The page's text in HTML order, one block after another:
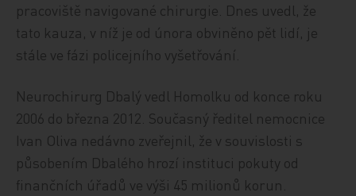
pracoviště navigované chirurgie. Dnes uvedl, že
tato kauza, v níž je od února obviněno pět lidí, je
stále ve fázi policejního vyšetřování.
Neurochirurg Dbalý vedl Homolku od konce roku
2006 do března 2012. Současný ředitel nemocnice
Ivan Oliva nedávno zveřejnil, že v souvislosti s
působením Dbalého hrozí instituci pokuty od
finančních úřadů ve výši 45 milionů korun.